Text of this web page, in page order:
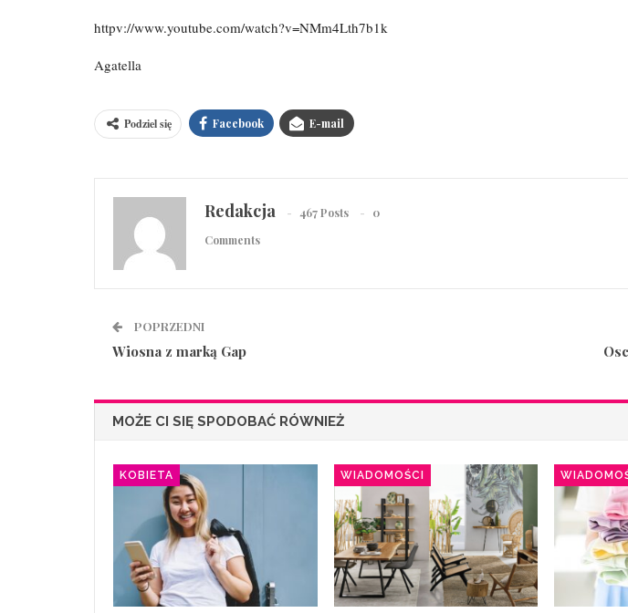
httpv://www.youtube.com/watch?v=NMm4Lth7b1k
Agatella
Podziel się Facebook E-mail
Redakcja 467 Posts
0
Comments
POPRZEDNI
Wiosna z marką Gap
MOŻE CI SIĘ SPODOBAĆ RÓWNIEŻ
KOBIETA WIADOMOŚCI